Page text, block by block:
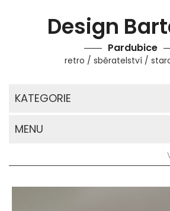
Design
Pardubice
retro / sběratelství /
KATEGORIE
MENU